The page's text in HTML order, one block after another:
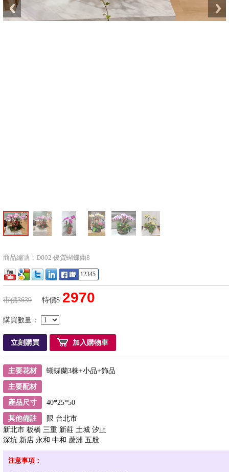
商品編號：D002 優質蝴蝶蘭8
12345
市價3630 特價$ 2970
購買數量：
立刻購買 加入購物車
主要花材 蝴蝶蘭3株+小品+飾品
主要配材
產品尺寸 40*25*50
其他備註
限 台北市
新北市 板橋 三重 新莊 土城 汐止
深坑 新店 永和 中和 蘆洲 五股
注意事項：